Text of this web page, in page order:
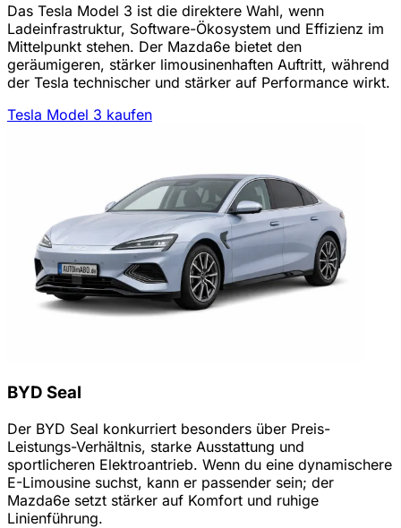
Das Tesla Model 3 ist die direktere Wahl, wenn
Ladeinfrastruktur, Software-Ökosystem und Effizienz im
Mittelpunkt stehen. Der Mazda6e bietet den
geräumigeren, stärker limousinenhaften Auftritt, während
der Tesla technischer und stärker auf Performance wirkt.
Tesla Model 3 kaufen
BYD Seal
Der BYD Seal konkurriert besonders über Preis-
Leistungs-Verhältnis, starke Ausstattung und
sportlicheren Elektroantrieb. Wenn du eine dynamischere
E-Limousine suchst, kann er passender sein; der
Mazda6e setzt stärker auf Komfort und ruhige
Linienführung.